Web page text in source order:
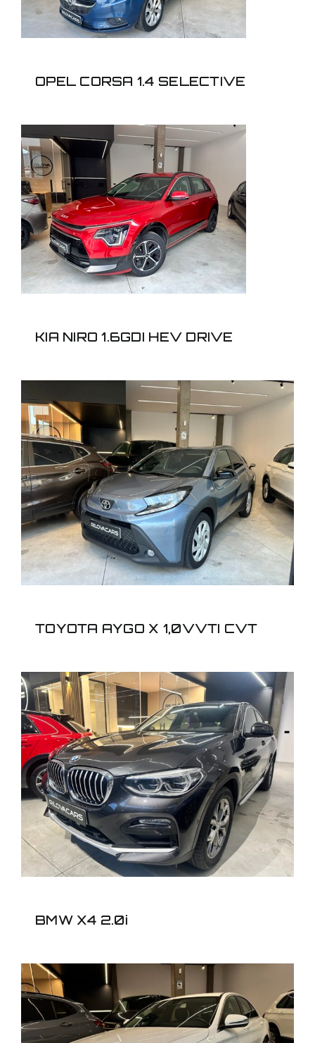
OPEL CORSA 1.4 SELECTIVE
KIA NIRO 1.6GDI HEV
DRIVE
KIA NIRO 1.6GDI HEV DRIVE
TOYOTA AYGO X
1,0VVTI CVT
TOYOTA AYGO X 1,0VVTI CVT
BMW X4 2.0i
BMW X4 2.0i